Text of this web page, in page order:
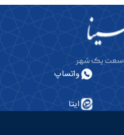
واتساپ
ایتا